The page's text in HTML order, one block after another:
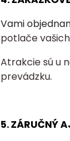
Vami
potlače
Atrakcie sú u
prevádzku.
5. ZÁRUČNÝ